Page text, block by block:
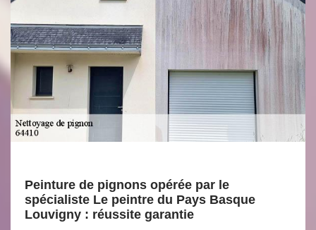
Peinture de pignons opérée par le
spécialiste Le peintre du Pays Basque
Louvigny : réussite garantie